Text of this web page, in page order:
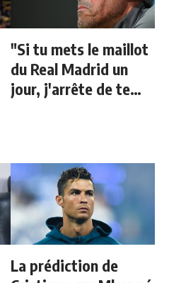
"Si tu mets le maillot
du Real Madrid un
jour, j'arrête de te
La prédiction de